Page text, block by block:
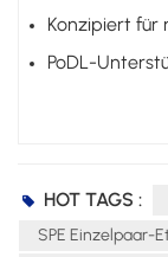
Konzipiert für
PoDL-
HOT TAGS :
SPE Einzelpaar-